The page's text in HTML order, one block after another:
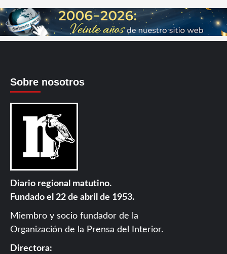
Sobre nosotros
Diario regional matutino.
Fundado el 22 de abril de 1953.
Miembro y socio fundador de la
Organización de la Prensa del Interior.
Directora: